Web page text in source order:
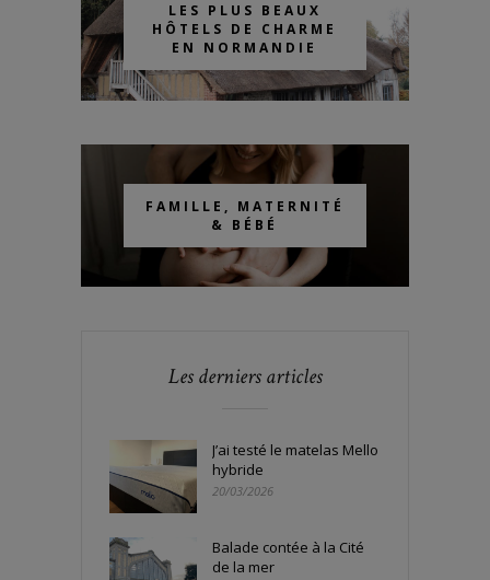
LES PLUS BEAUX
HÔTELS DE CHARME
EN NORMANDIE
FAMILLE, MATERNITÉ
& BÉBÉ
Les derniers articles
J’ai testé le matelas Mello
hybride
20/03/2026
Balade contée à la Cité
de la mer